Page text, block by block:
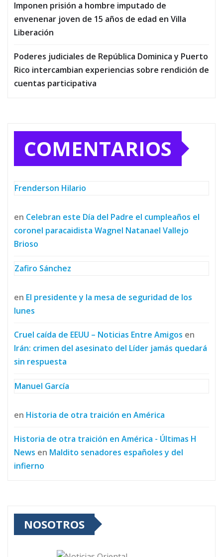
Imponen prisión a hombre imputado de
envenenar joven de 15 años de edad en Villa
Liberación
Poderes judiciales de República Dominica y Puerto
Rico intercambian experiencias sobre rendición de
cuentas participativa
COMENTARIOS
Frenderson Hilario
en Celebran este Día del Padre el cumpleaños el
coronel paracaidista Wagnel Natanael Vallejo
Brioso
Zafiro Sánchez
en El presidente y la mesa de seguridad de los
lunes
Cruel caída de EEUU – Noticias Entre Amigos en
Irán: crimen del asesinato del Líder jamás quedará
sin respuesta
Manuel García
en Historia de otra traición en América
Historia de otra traición en América - Últimas H
News en Maldito senadores españoles y del
infierno
NOSOTROS